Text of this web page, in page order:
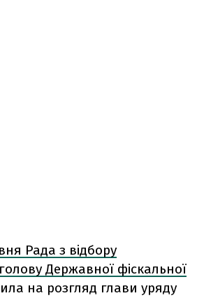
Рада з відбору
Державної фіскальної
на розгляд глави уряду